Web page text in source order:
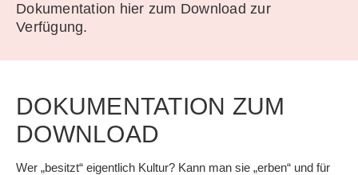
Dokumentation hier zum Download zur
Verfügung.
DOKUMENTATION ZUM
DOWNLOAD
Wer „besitzt“ eigentlich Kultur? Kann man sie „erben“ und für